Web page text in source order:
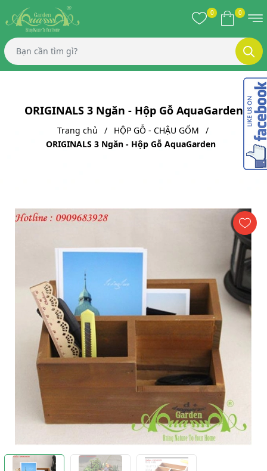
0 0
ORIGINALS 3 Ngăn - Hộp Gỗ AquaGarden
Trang chủ
HỘP GỖ - CHẬU GỐM
ORIGINALS 3 Ngăn - Hộp Gỗ AquaGarden